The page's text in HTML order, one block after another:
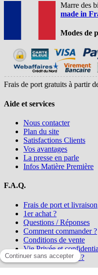
Marre des
made in
Modes de
Frais de port gratuits à partir
Aide et services
Nous contacter
Plan du site
Satisfactions Clients
Vos avantages
La presse en parle
Infos Matière Première
F.A.Q.
Frais de port et livraison
1er achat ?
Questions / Réponses
Comment commander ?
Conditions de vente
Vie Privée et
Qui sommes-nous ?